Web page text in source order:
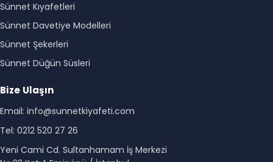
Sünnet Kıyafetleri
Sünnet Davetiye Modelleri
Sünnet Şekerleri
Sünnet Düğün Süsleri
Bize Ulaşın
Email: info@sunnetkiyafeti.com
Tel: 0212 520 27 26
Yeni Cami Cd. Sultanhamam İş Merkezi